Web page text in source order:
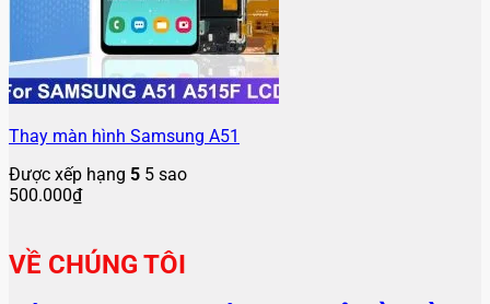
Thay màn hình Samsung A51
Được xếp hạng 5 5 sao
500.000₫
VỀ CHÚNG TÔI